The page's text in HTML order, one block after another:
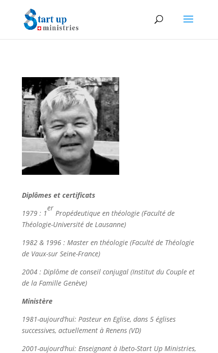
Diplômes et certificats
1979 : 1
er
Propédeutique en théologie (Faculté de
Théologie-Université de Lausanne)
1982 & 1996 : Master en théologie (Faculté de Théologie
de Vaux-sur Seine-France)
2004 : Diplôme de conseil conjugal (Institut du Couple et
de la Famille Genève)
Ministère
1981-aujourd’hui: Pasteur en Eglise, dans 5 églises
successives, actuellement à Renens (VD)
2001-aujourd’hui: Enseignant à Ibeto-Start Up Ministries,